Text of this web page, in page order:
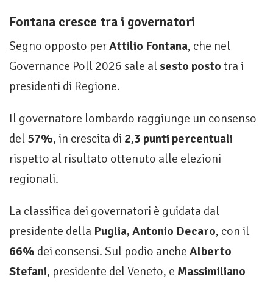
Fontana cresce tra i governatori
Segno opposto perAttilio Fontana, che nel
Governance Poll 2026 sale alsesto posto tra i
presidenti di Regione.
Il governatore lombardo raggiunge un consenso
del 57%, in crescita di 2,3 punti percentuali
rispetto al risultato ottenuto alle elezioni
regionali.
La classifica dei governatori è guidata dal
presidente della Puglia, Antonio Decaro, con il
66% dei consensi. Sul podio anche Alberto
Stefani, presidente del Veneto, e Massimiliano